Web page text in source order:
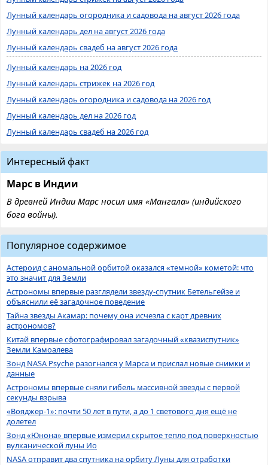
Лунный календарь огородника и садовода на август 2026 года
Лунный календарь дел на август 2026 года
Лунный календарь свадеб на август 2026 года
Лунный календарь на 2026 год
Лунный календарь стрижек на 2026 год
Лунный календарь огородника и садовода на 2026 год
Лунный календарь дел на 2026 год
Лунный календарь свадеб на 2026 год
Интересный факт
Марс в Индии
В древней Индии Марс носил имя «Мангала» (индийского
бога войны).
Популярное содержимое
Астероид с аномальной орбитой оказался «темной» кометой: что
это значит для Земли
Астрономы впервые разглядели звезду-спутник Бетельгейзе и
объяснили её загадочное поведение
Тайна звезды Акамар: почему она исчезла с карт древних
астрономов?
Китай впервые сфотографировал загадочный «квазиспутник»
Земли Камоалева
Зонд NASA Psyche разогнался у Марса и прислал новые снимки и
данные
Астрономы впервые сняли гибель массивной звезды с первой
секунды взрыва
«Вояджер-1»: почти 50 лет в пути, а до 1 светового дня ещё не
долетел
Зонд «Юнона» впервые измерил скрытое тепло под поверхностью
вулканической луны Ио
NASA отправит два спутника на орбиту Луны для отработки